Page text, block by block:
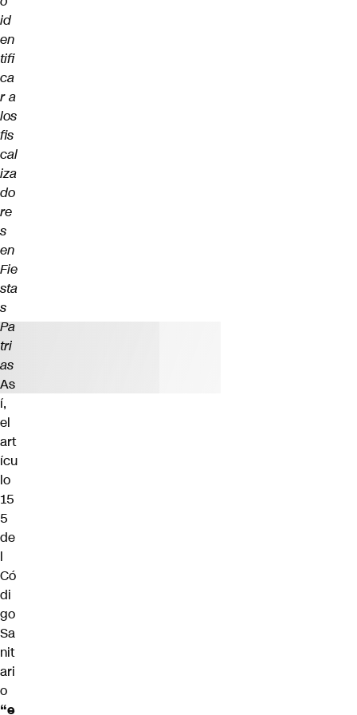
id
en
tifi
ca
r a
los
fis
cal
iza
do
re
s
en
Fie
sta
s
Pa
tri
as
As
í,
el
art
ícu
lo
15
5
de
l
Có
di
go
Sa
nit
ari
o
“e